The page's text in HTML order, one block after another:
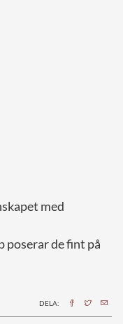
med
de fint på
DELA: